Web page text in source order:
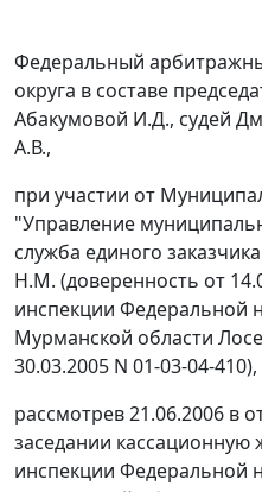
Федеральный
округа в составе
Абакумовой И.Д., судей
А.В.,
при участии от
"Управление
служба единого
Н.М. (доверенность от
инспекции Федеральной
Мурманской области
30.03.2005 N 01-03-04-410),
рассмотрев 21.06.2006 в
заседании
инспекции Федеральной